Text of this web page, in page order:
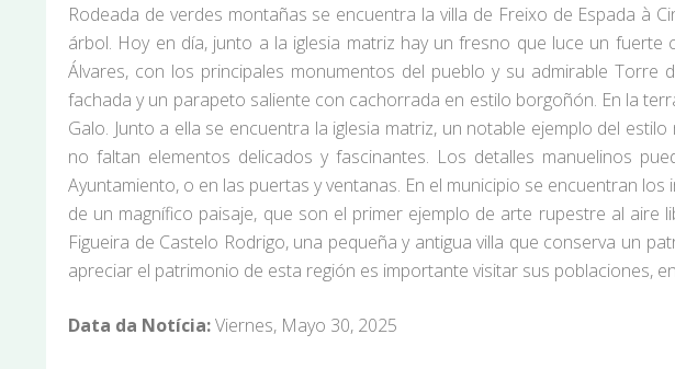
Rodeada de verdes montañas se encuentra la villa de Freixo de Espada à
árbol. Hoy en día, junto a la iglesia matriz hay un fresno que luce un
Álvares, con los principales monumentos del pueblo y su admirable
fachada y un parapeto saliente con cachorrada en estilo borgoñón. En la
Galo. Junto a ella se encuentra la iglesia matriz, un notable ejemplo del
no faltan elementos delicados y fascinantes. Los detalles manuelinos
Ayuntamiento, o en las puertas y ventanas. En el municipio se encuentran
de un magnífico paisaje, que son el primer ejemplo de arte rupestre al
Figueira de Castelo Rodrigo, una pequeña y antigua villa que conserva un
apreciar el patrimonio de esta región es importante visitar sus poblaciones,
Data da Notícia:Viernes, Mayo 30, 2025